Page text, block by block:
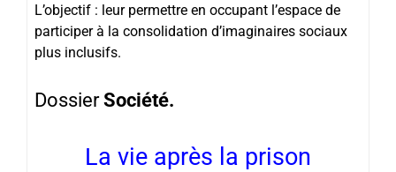
L’objectif : leur permettre en occupant l’espace de
participer à la consolidation d’imaginaires sociaux
plus inclusifs.
DossierSociété.
La vie après la prison